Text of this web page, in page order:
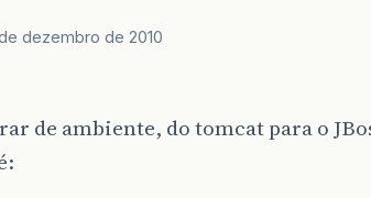
dezembro de 2010
de ambiente, do tomcat para o